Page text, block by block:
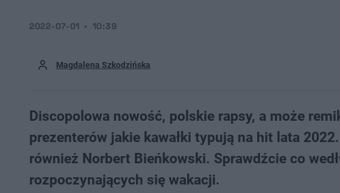
Magdalena Szkodzińska
2022-07-01 10:39
Discopolowa nowość, polskie rapsy, a może
prezenterów jakie kawałki typują na hit lata
również Norbert Bieńkowski. Sprawdźcie co
rozpoczynających się wakacji.